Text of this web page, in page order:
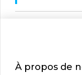
À propos de